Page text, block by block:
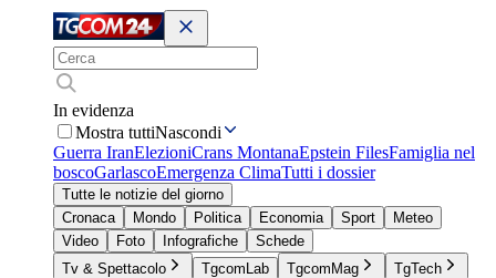
In evidenza
Mostra tuttiNascondi
Guerra IranElezioniCrans MontanaEpstein FilesFamiglia nel
boscoGarlascoEmergenza ClimaTutti i dossier
Tutte le notizie del giorno
Cronaca
Mondo Politica Economia Sport
Meteo
Video
Foto Infografiche
Schede
Tv & Spettacolo
TgcomLab TgcomMag
TgTech